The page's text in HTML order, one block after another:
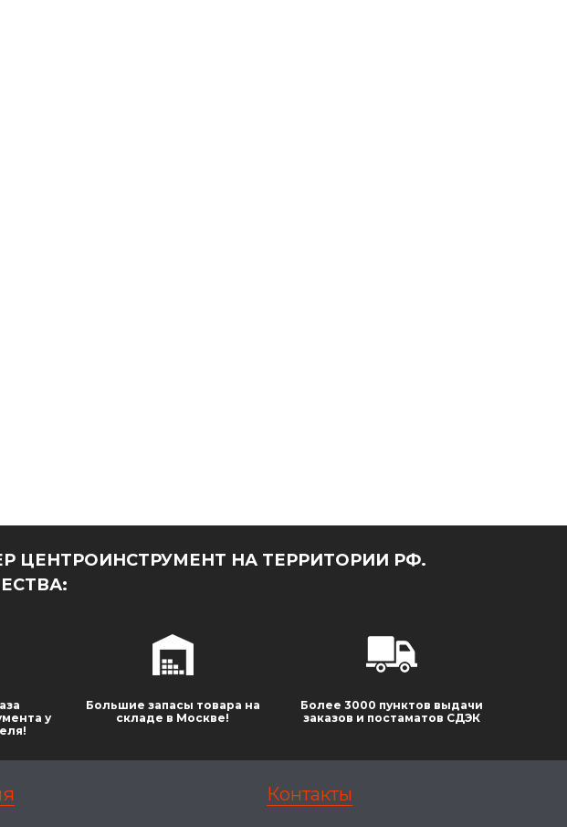
ЦЕНТРОИНСТРУМЕНТ НА ТЕРРИТОРИИ РФ.
у
Большие запасы товара на
складе в Москве!
Более 3000 пунктов выдачи
заказов и постаматов СДЭК
Контакты